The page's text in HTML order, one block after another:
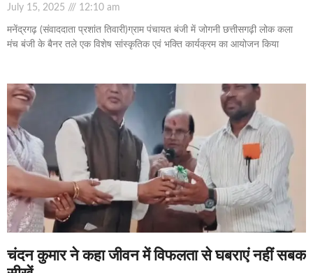
July 15, 2025 12:10 am
मनेंद्रगढ़ (संवाददाता प्रशांत तिवारी)ग्राम पंचायत बंजी में जोगनी छत्तीसगढ़ी लोक कला
मंच बंजी के बैनर तले एक विशेष सांस्कृतिक एवं भक्ति कार्यक्रम का आयोजन किया
चंदन कुमार ने कहा जीवन में विफलता से घबराएं नहीं सबक